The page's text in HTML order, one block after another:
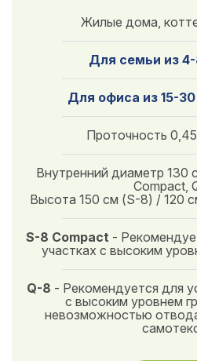
Жилые дома,
Для семьи из 4-
Для офиса из 15-
Проточность
Внутренний диаметр 130
Compact,
Высота 150 см (S-8) / 120
S-8 Compact -
участках с высоким
Q-8 - Рекомендуется для
с высоким уровнем
невозможностью